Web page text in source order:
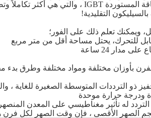
التقليدية!